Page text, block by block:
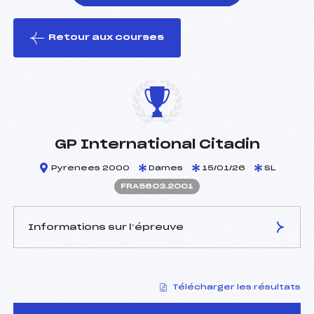
le ski
Retour aux courses
GP International Citadin
Pyrenees 2000 Dames 15/01/26 SL
FRA5603.2001
Informations sur l’épreuve
ANTOR ALEX (AND)
Arbitre :
JIMENEZ MARTA (ESP)
Télécharger les résultats